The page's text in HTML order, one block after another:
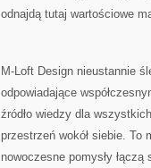
odnajdą tutaj wartościowe
M-Loft Design nieustannie
odpowiadające
źródło wiedzy dla
przestrzeń wokół siebie.
nowoczesne pomysły